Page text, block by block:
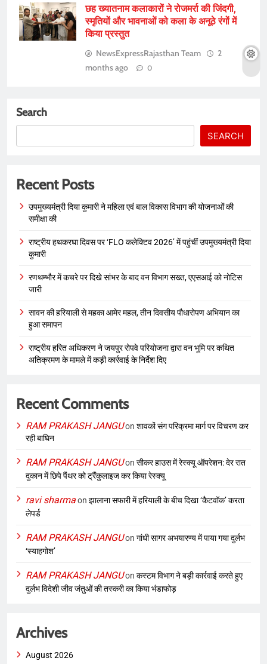
छह ख्यातनाम कलाकारों ने रोजमर्रा की जिंदगी,
स्मृतियों और भावनाओं को कला के अनूठे रंगों में
किया प्रस्तुत
NewsExpressRajasthan Team
2
months ago
0
Search
SEARCH
Recent Posts
उपमुख्यमंत्री दिया कुमारी ने महिला एवं बाल विकास विभाग की योजनाओं की
समीक्षा की
राष्ट्रीय हथकरघा दिवस पर ‘FLO कलेक्टिव 2026’ में पहुंचीं उपमुख्यमंत्री दिया
कुमारी
रणथम्भौर में कचरे पर दिखे सांभर के बाद वन विभाग सख्त, एएसआई को नोटिस
जारी
सावन की हरियाली से महका आमेर महल, तीन दिवसीय पौधारोपण अभियान का
हुआ समापन
राष्ट्रीय हरित अधिकरण ने जयपुर रोपवे परियोजना द्वारा वन भूमि पर कथित
अतिक्रमण के मामले में कड़ी कार्रवाई के निर्देश दिए
Recent Comments
RAM PRAKASH JANGUon शावकों संग परिक्रमा मार्ग पर विचरण कर
रही बाघिन
RAM PRAKASH JANGUon सीकर हाउस में रेस्क्यू ऑपरेशन: देर रात
दुकान में छिपे पैंथर को ट्रैंकुलाइज कर किया रेस्क्यू
ravi sharmaon झालाना सफारी में हरियाली के बीच दिखा ‘कैटवॉक’ करता
लेपर्ड
RAM PRAKASH JANGUon गांधी सागर अभयारण्य में पाया गया दुर्लभ
‘स्याहगोश’
RAM PRAKASH JANGUon कस्टम विभाग ने बड़ी कार्रवाई करते हुए
दुर्लभ विदेशी जीव जंतुओं की तस्करी का किया भंडाफोड़
Archives
August 2026